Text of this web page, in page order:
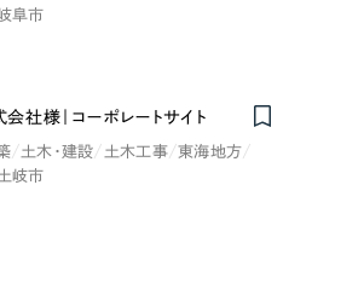
阜市
社様｜コーポレートサイト
土木・建設 土木工事
東海地方
岐市